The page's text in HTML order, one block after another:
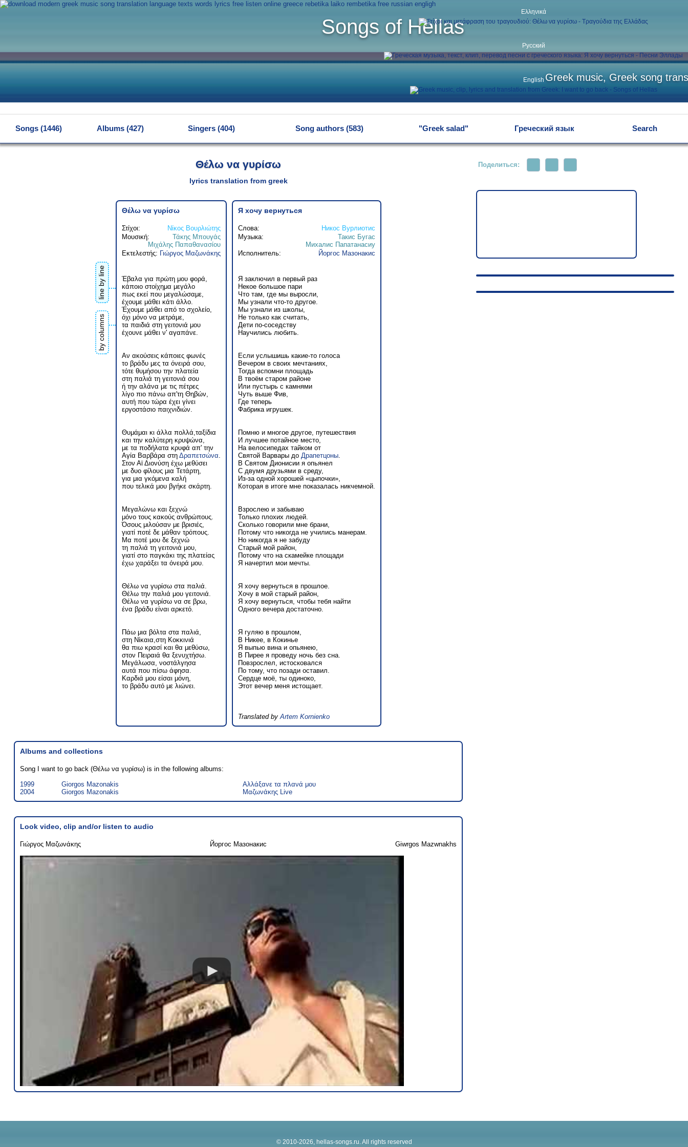
Songs of Hellas
Greek music, Greek song
Ελληνικά
Русский
English
Songs (1446) Albums (427) Singers (404) Song authors (583) "Greek salad" Греческий язык Search
Θέλω να γυρίσω
lyrics translation from greek
line by line
by columns
Θέλω να γυρίσω
Στίχοι:
Νίκος Βουρλιώτης
Μουσική:
Τάκης Μπουγάς
Μιχάλης Παπαθανασίου
Εκτελεστής: Γιώργος Μαζωνάκης
Έβαλα για πρώτη μου φορά,
κάποιο στοίχημα μεγάλο
πως εκεί που μεγαλώσαμε,
έχουμε μάθει κάτι άλλο.
Έχουμε μάθει από το σχολείο,
όχι μόνο να μετράμε,
τα παιδιά στη γειτονιά μου
έχουνε μάθει ν' αγαπάνε.
Αν ακούσεις κάποιες φωνές
το βράδυ μες τα όνειρά σου,
τότε θυμήσου την πλατεία
στη παλιά τη γειτονιά σου
ή την αλάνα με τις πέτρες
λίγο πιο πάνω απ'τη Θηβών,
αυτή που τώρα έχει γίνει
εργοστάσιο παιχνιδιών.
Θυμάμαι κι άλλα πολλά,ταξίδια
και την καλύτερη κρυψώνα,
με τα ποδήλατα κρυφά απ' την
Αγία Βαρβάρα στηΔραπετσώνα.
Στον Αϊ Διονύση έχω μεθύσει
με δυο φίλους μια Τετάρτη,
για μια γκόμενα καλή
που τελικά μου βγήκε σκάρτη.
Μεγαλώνω και ξεχνώ
μόνο τους κακούς ανθρώπους.
Όσους μιλούσαν με βρισιές,
γιατί ποτέ δε μάθαν τρόπους.
Μα ποτέ μου δε ξεχνώ
τη παλιά τη γειτονιά μου,
γιατί στο παγκάκι της πλατείας
έχω χαράξει τα όνειρά μου.
Θέλω να γυρίσω στα παλιά.
Θέλω την παλιά μου γειτονιά.
Θέλω να γυρίσω να σε βρω,
ένα βράδυ είναι αρκετό.
Πάω μια βόλτα στα παλιά,
στη Νίκαια,στη Κοκκινιά
θα πιω κρασί και θα μεθύσω,
στον Πειραιά θα ξενυχτήσω.
Μεγάλωσα, νοστάλγησα
αυτά που πίσω άφησα.
Καρδιά μου είσαι μόνη,
το βράδυ αυτό με λιώνει.
Я хочу вернуться
Слова:
Никос Вурлиотис
Музыка:
Такис Бугас
Михалис Папатанасиу
Исполнитель:
Йоргос Мазонакис
Я заключил в первый раз
Некое большое пари
Что там, где мы выросли,
Мы узнали что-то другое.
Мы узнали из школы,
Не только как считать,
Дети по-соседству
Научились любить.
Если услышишь какие-то голоса
Вечером в своих мечтаниях,
Тогда вспомни площадь
В твоём старом районе
Или пустырь с камнями
Чуть выше Фив,
Где теперь
Фабрика игрушек.
Помню и многое другое, путешествия
И лучшее потайное место,
На велосипедах тайком от
Святой Варвары доДрапетцоны.
В Святом Дионисии я опьянел
С двумя друзьями в среду,
Из-за одной хорошей «цыпочки»,
Которая в итоге мне показалась никчемной.
Взрослею и забываю
Только плохих людей.
Сколько говорили мне брани,
Потому что никогда не учились манерам.
Но никогда я не забуду
Старый мой район,
Потому что на скамейке площади
Я начертил мои мечты.
Я хочу вернуться в прошлое.
Хочу в мой старый район,
Я хочу вернуться, чтобы тебя найти
Одного вечера достаточно.
Я гуляю в прошлом,
В Никее, в Кокинье
Я выпью вина и опьянею,
В Пирее я проведу ночь без сна.
Повзрослел, истосковался
По тому, что позади оставил.
Сердце моё, ты одиноко,
Этот вечер меня истощает.
Translated byArtem Kornienko
Albums and collections
Song I want to go back (Θέλω να γυρίσω) is in the following albums:
1999
Giorgos Mazonakis
Αλλάξανε τα πλανά μου
2004
Giorgos Mazonakis Μαζωνάκης Live
Look video, clip and/or listen to audio
Γιώργος Μαζωνάκης Йоргос Мазонакис Giwrgos Mazwnakhs
Поделиться:
© 2010-2026, hellas-songs.ru. All rights reserved